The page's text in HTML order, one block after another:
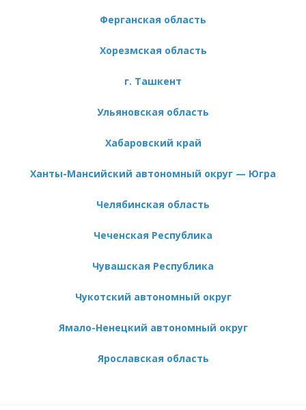
Ферганская область
Хорезмская область
г. Ташкент
Ульяновская область
Хабаровский край
Ханты-Мансийский автономный округ — Югра
Челябинская область
Чеченская Республика
Чувашская Республика
Чукотский автономный округ
Ямало-Ненецкий автономный округ
Ярославская область